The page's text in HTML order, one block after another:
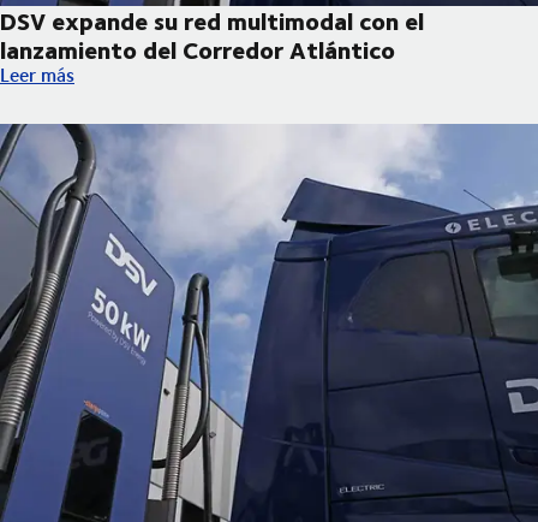
DSV expande su red multimodal con el
lanzamiento del Corredor Atlántico
DSV expande su red multimodal con el lanzamiento del
Leer más